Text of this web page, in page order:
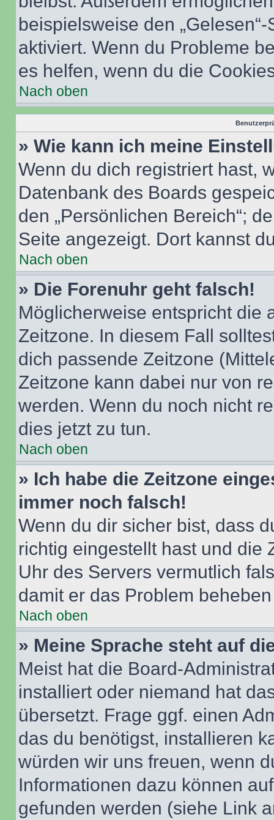
beispielsweise den
aktiviert. Wenn du Probleme
es helfen, wenn du die
Nach oben
» Wie kann ich meine
Wenn du dich registriert hast,
Datenbank des Boards
den „Persönlichen Bereich“;
Seite angezeigt. Dort kannst
Nach oben
» Die Forenuhr geht falsch!
Möglicherweise entspricht die
Zeitzone. In diesem Fall
dich passende Zeitzone
Zeitzone kann dabei nur von
werden. Wenn du noch nicht
dies jetzt zu tun.
Nach oben
» Ich habe die Zeitzone
immer noch falsch!
Wenn du dir sicher bist, dass
richtig eingestellt hast und die
Uhr des Servers vermutlich
damit er das Problem
Nach oben
» Meine Sprache steht auf
Meist hat die Board-
installiert oder niemand hat
übersetzt. Frage ggf. einen
das du benötigst, installieren
würden wir uns freuen, wenn
Informationen dazu können
gefunden werden (siehe Link